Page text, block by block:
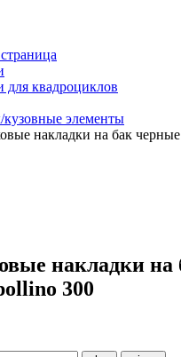
для квадроциклов
кузовные элементы
накладки на бак
накладки на
300